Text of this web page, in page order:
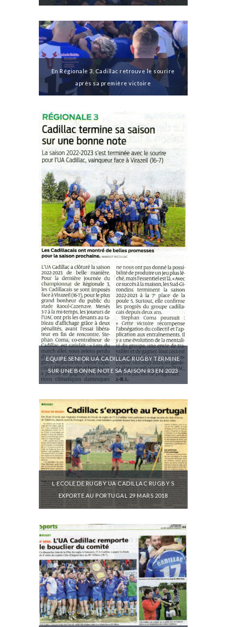
En Régionale 3, Cadillac retrouve le sourire
après sa première victoire
EQUIPE SENIOR UA CADILLAC RUGBY TERMINE
SUR UNE BONNE NOTE SA SAISON R3 EN 2023
L ECOLE DE RUGBY UA CADILLAC RUGBY S
EXPORTE AU PORTUGAL 29 MARS 2018